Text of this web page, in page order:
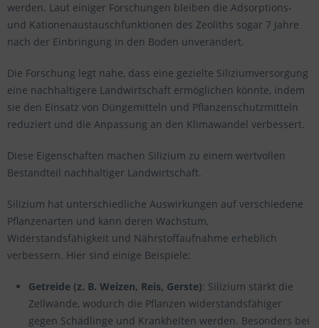
werden. Laut einiger Forschungen bleiben die Adsorptions-
und Kationenaustauschfunktionen des Zeoliths sogar 7 Jahre
nach der Einbringung in den Boden unverändert.
Die Forschung legt nahe, dass eine gezielte Siliziumversorgung
eine nachhaltigere Landwirtschaft ermöglichen könnte, indem
sie den Einsatz von Düngemitteln und Pflanzenschutzmitteln
reduziert und die Anpassung an den Klimawandel verbessert.
Diese Eigenschaften machen Silizium zu einem wertvollen
Bestandteil nachhaltiger Landwirtschaft.
Silizium hat unterschiedliche Auswirkungen auf verschiedene
Pflanzenarten und kann deren Wachstum,
Widerstandsfähigkeit und Nährstoffaufnahme erheblich
verbessern. Hier sind einige Beispiele:
Getreide (z. B. Weizen, Reis, Gerste): Silizium stärkt die
Zellwände, wodurch die Pflanzen widerstandsfähiger
gegen Schädlinge und Krankheiten werden. Besonders bei